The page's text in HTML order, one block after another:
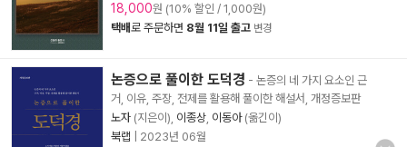
18,000원 (10% 할인 / 1,000원)
택배로 주문하면 8월 11일 출고 변경
논증으로 풀이한 도덕경 - 논증의 네 가지 요소인 근
거, 이유, 주장, 전제를 활용해 풀이한 해설서, 개정증보판
노자 (지은이), 이종상 이동아(옮긴이)
북랩
2023년 06월